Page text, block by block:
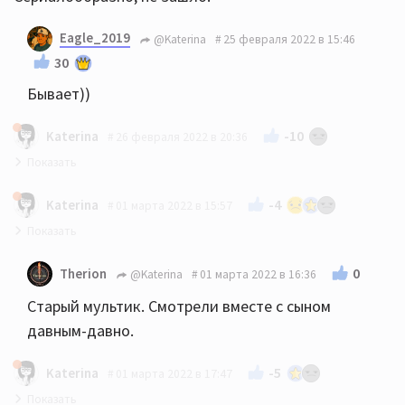
Eagle_2019 @Katerina 25 февраля 2022 в 15:46
30
Бывает))
Katerina -10
"Домашняя игра" (2022 года).
Katerina -4
"Цыплёнок Цыпа" (2005 года).
Therion @Katerina 01 марта 2022 в 16:36 0
Старый мультик. Смотрели вместе с сыном
давным-давно.
Katerina -5